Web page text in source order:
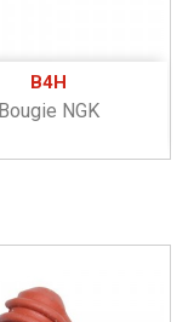
B4H
Bougie NGK